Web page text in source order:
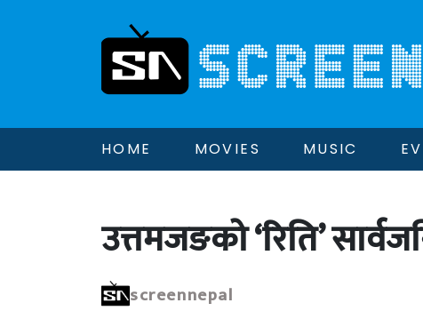
HOME MOVIES MUSIC
उत्तमजङको ‘रिति’
screennepal